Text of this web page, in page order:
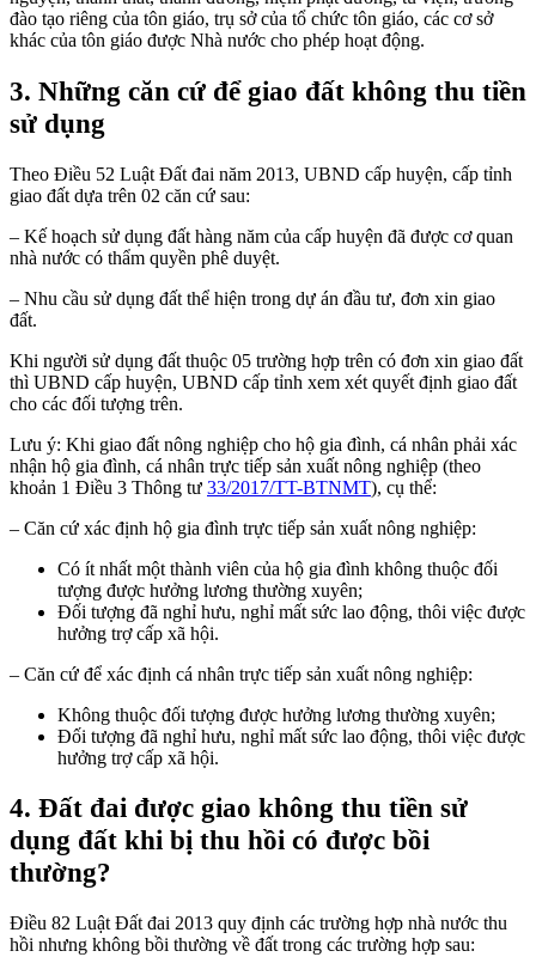
đào tạo riêng của tôn giáo, trụ sở của tổ chức tôn giáo, các cơ sở
khác của tôn giáo được Nhà nước cho phép hoạt động.
3. Những căn cứ để giao đất không thu tiền
sử dụng
Theo Điều 52 Luật Đất đai năm 2013, UBND cấp huyện, cấp tỉnh
giao đất dựa trên 02 căn cứ sau:
– Kế hoạch sử dụng đất hàng năm của cấp huyện đã được cơ quan
nhà nước có thẩm quyền phê duyệt.
– Nhu cầu sử dụng đất thể hiện trong dự án đầu tư, đơn xin giao
đất.
Khi người sử dụng đất thuộc 05 trường hợp trên có đơn xin giao đất
thì UBND cấp huyện, UBND cấp tỉnh xem xét quyết định giao đất
cho các đối tượng trên.
Lưu ý: Khi giao đất nông nghiệp cho hộ gia đình, cá nhân phải xác
nhận hộ gia đình, cá nhân trực tiếp sản xuất nông nghiệp (theo
khoản 1 Điều 3 Thông tư 33/2017/TT-BTNMT), cụ thể:
– Căn cứ xác định hộ gia đình trực tiếp sản xuất nông nghiệp:
Có ít nhất một thành viên của hộ gia đình không thuộc đối
tượng được hưởng lương thường xuyên;
Đối tượng đã nghỉ hưu, nghỉ mất sức lao động, thôi việc được
hưởng trợ cấp xã hội.
– Căn cứ để xác định cá nhân trực tiếp sản xuất nông nghiệp:
Không thuộc đối tượng được hưởng lương thường xuyên;
Đối tượng đã nghỉ hưu, nghỉ mất sức lao động, thôi việc được
hưởng trợ cấp xã hội.
4. Đất đai được giao không thu tiền sử
dụng đất khi bị thu hồi có được bồi
thường?
Điều 82 Luật Đất đai 2013 quy định các trường hợp nhà nước thu
hồi nhưng không bồi thường về đất trong các trường hợp sau: